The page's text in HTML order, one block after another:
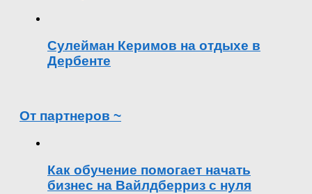
Сулейман Керимов на отдыхе в
Дербенте
От партнеров ~
Как обучение помогает начать
бизнес на Вайлдберриз с нуля